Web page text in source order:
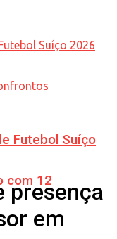
Futebol Suíço
com 12
presença
em